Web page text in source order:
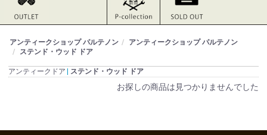
アンティークショップ パルテノン
アンティークショップ パルテノン
ステンド・ウッド ドア
アンティークドア ステンド・ウッド ドア
お探しの商品は見つかりませんでした